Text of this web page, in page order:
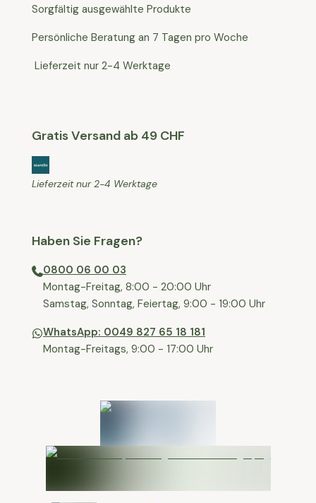
Sorgfältig ausgewählte Produkte
Persönliche Beratung an 7 Tagen pro Woche
Lieferzeit nur 2-4 Werktage
Gratis Versand ab 49 CHF
Lieferzeit nur 2-4 Werktage
Haben Sie Fragen?
0800 06 00 03
⁠Montag-Freitag, 8:00 - 20:00 Uhr
⁠Samstag, Sonntag, Feiertag, 9:00 - 19:00 Uhr
WhatsApp: 0049 827 65 18 181
Montag-Freitags, 9:00 - 17:00 Uhr